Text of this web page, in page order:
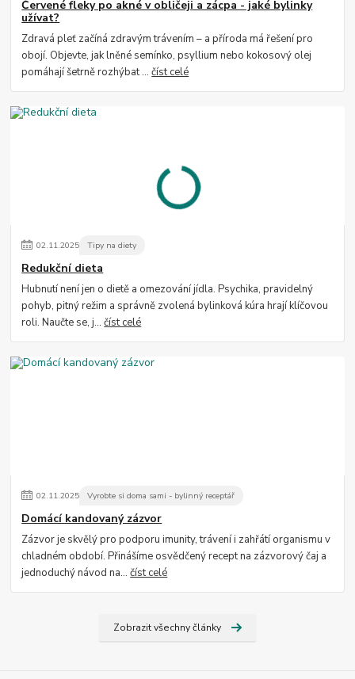
Červené fleky po akné v obličeji a zácpa - jaké bylinky
užívat?
Zdravá pleť začíná zdravým trávením – a příroda má řešení pro
obojí. Objevte, jak lněné semínko, psyllium nebo kokosový olej
pomáhají šetrně rozhýbat ...číst celé
02.11.2025 Tipy na diety
Redukční dieta
Hubnutí není jen o dietě a omezování jídla. Psychika, pravidelný
pohyb, pitný režim a správně zvolená bylinková kúra hrají klíčovou
roli. Naučte se, j...číst celé
02.11.2025 Vyrobte si doma sami - bylinný receptář
Domácí kandovaný zázvor
Zázvor je skvělý pro podporu imunity, trávení i zahřátí organismu v
chladném období. Přinášíme osvědčený recept na zázvorový čaj a
jednoduchý návod na...číst celé
Zobrazit všechny články